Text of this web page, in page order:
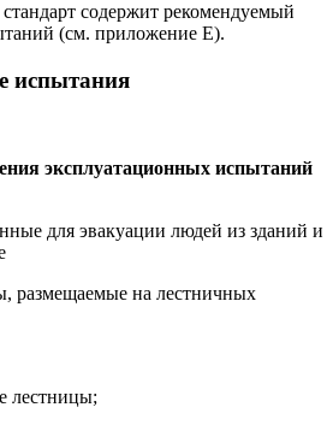
содержит рекомендуемый
(см. приложение Е).
испытания
эксплуатационных испытаний
для эвакуации людей из зданий и
размещаемые на лестничных
лестницы;